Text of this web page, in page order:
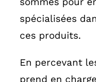
spécialisées
ces produits.
En percevant
prend en